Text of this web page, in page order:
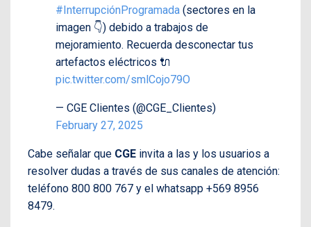
#InterrupciónProgramada (sectores en la
imagen 👇) debido a trabajos de
mejoramiento. Recuerda desconectar tus
artefactos eléctricos 🔌
pic.twitter.com/smlCojo79O
— CGE Clientes (@CGE_Clientes)
February 27, 2025
Cabe señalar que CGE invita a las y los usuarios a
resolver dudas a través de sus canales de atención:
teléfono 800 800 767 y el whatsapp +569 8956
8479.